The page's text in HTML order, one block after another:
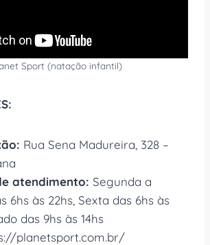
Sport (natação infantil)
Rua Sena Madureira, 328 –
atendimento: Segunda a
6hs às 22hs, Sexta das 6hs às
das 9hs às 14hs
planetsport.com.br/